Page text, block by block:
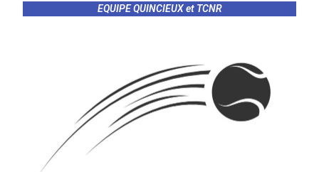
EQUIPE QUINCIEUX et TCNR